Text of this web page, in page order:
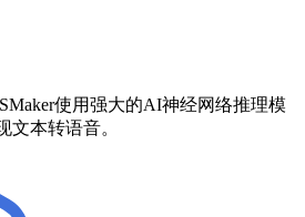
使用强大的AI神经网络推理模
文本转语音。